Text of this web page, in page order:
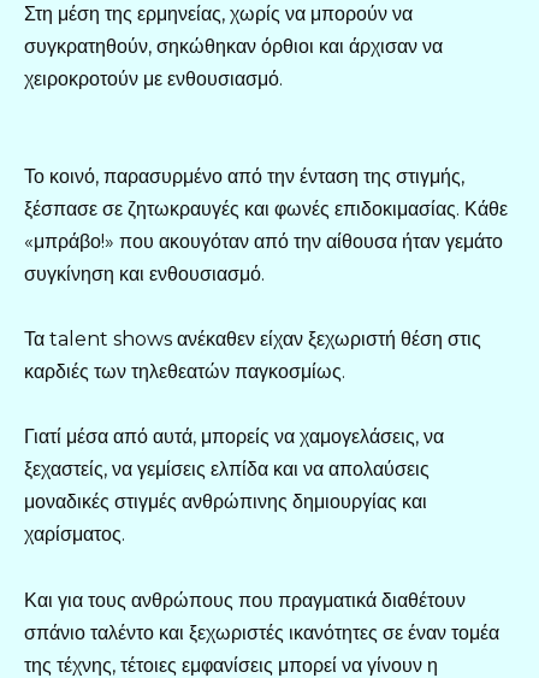
Στη μέση της ερμηνείας, χωρίς να μπορούν να
συγκρατηθούν, σηκώθηκαν όρθιοι και άρχισαν να
χειροκροτούν με ενθουσιασμό.
Το κοινό, παρασυρμένο από την ένταση της στιγμής,
ξέσπασε σε ζητωκραυγές και φωνές επιδοκιμασίας. Κάθε
«μπράβο!» που ακουγόταν από την αίθουσα ήταν γεμάτο
συγκίνηση και ενθουσιασμό.
Τα talent shows ανέκαθεν είχαν ξεχωριστή θέση στις
καρδιές των τηλεθεατών παγκοσμίως.
Γιατί μέσα από αυτά, μπορείς να χαμογελάσεις, να
ξεχαστείς, να γεμίσεις ελπίδα και να απολαύσεις
μοναδικές στιγμές ανθρώπινης δημιουργίας και
χαρίσματος.
Και για τους ανθρώπους που πραγματικά διαθέτουν
σπάνιο ταλέντο και ξεχωριστές ικανότητες σε έναν τομέα
της τέχνης, τέτοιες εμφανίσεις μπορεί να γίνουν η